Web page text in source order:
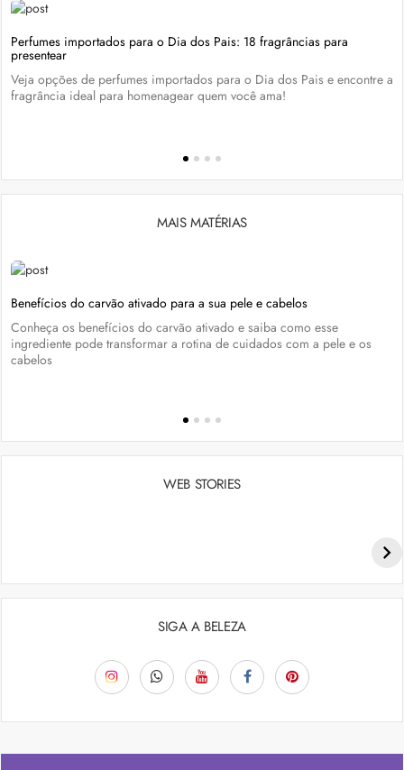
Perfumes importados para o Dia dos Pais: 18 fragrâncias para
presentear
Veja opções de perfumes importados para o Dia dos Pais e encontre a
fragrância ideal para homenagear quem você ama!
MAIS MATÉRIAS
Benefícios do carvão ativado para a sua pele e cabelos
Conheça os benefícios do carvão ativado e saiba como esse
ingrediente pode transformar a rotina de cuidados com a pele e os
cabelos
WEB STORIES
SIGA A BELEZA